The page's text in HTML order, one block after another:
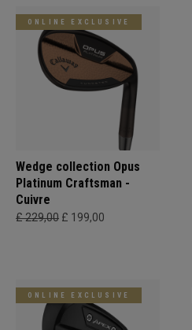
ONLINE EXCLUSIVE
Wedge collection Opus
Platinum Craftsman -
Cuivre
£ 229,00 £ 199,00
ONLINE EXCLUSIVE